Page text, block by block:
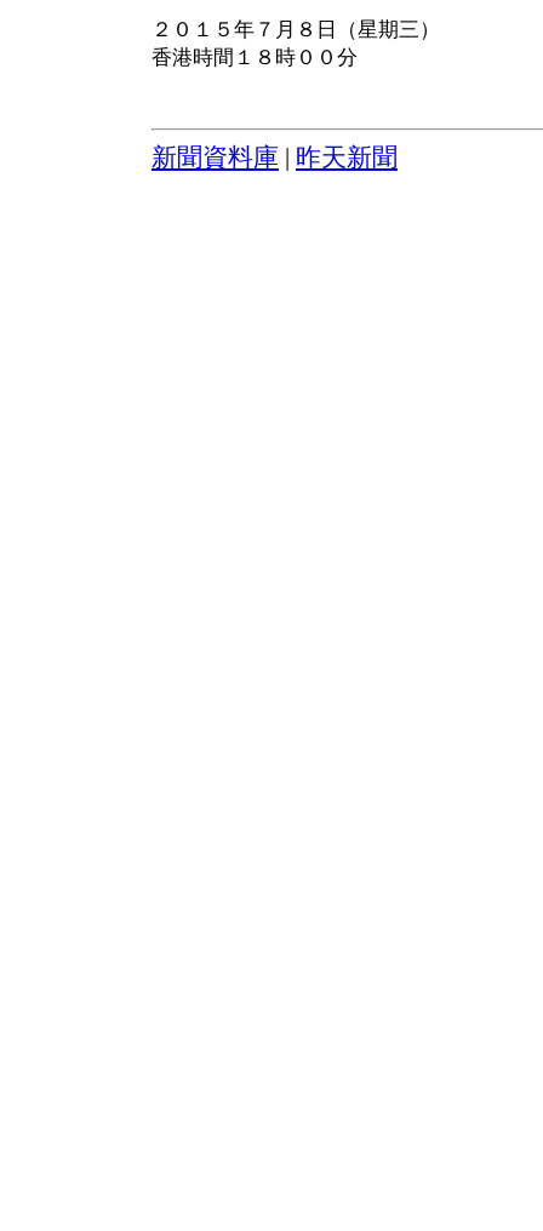
２０１５年７月８日（星期三）
香港時間１８時００分
新聞資料庫 昨天新聞